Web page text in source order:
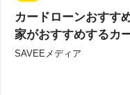
カードローンおすす
家がおすすめするカ
息・最短・即日融資
SAVEEメディア